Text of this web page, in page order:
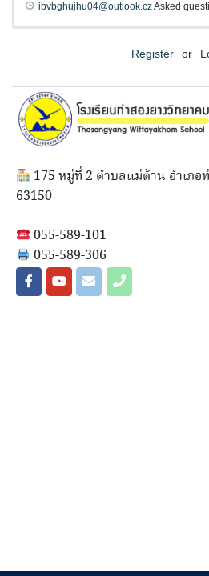
ibvbghujhu04@outlook.czAsked
Register or
175 หมู่ที่ 2 ตำบลแม่ต้าน อำเภอ
63150
055-589-101
055-589-306